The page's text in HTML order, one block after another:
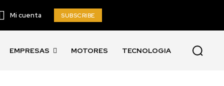
Mi cuenta SUBSCRIBE
EMPRESAS MOTORES TECNOLOGIA